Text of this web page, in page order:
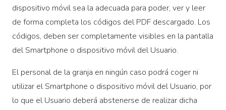
dispositivo móvil sea la adecuada para poder, ver y leer
de forma completa los códigos del PDF descargado. Los
códigos, deben ser completamente visibles en la pantalla
del Smartphone o dispositivo móvil del Usuario.
El personal de la granja en ningún caso podrá coger ni
utilizar el Smartphone o dispositivo móvil del Usuario, por
lo que el Usuario deberá abstenerse de realizar dicha